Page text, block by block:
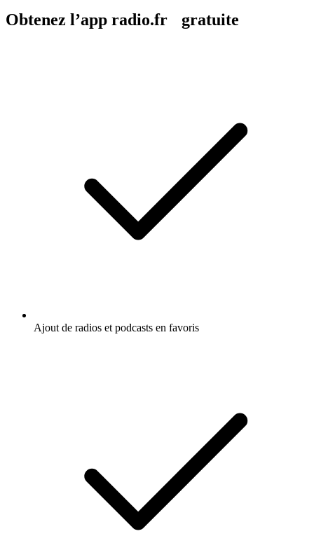
Obtenez l’app radio.fr gratuite
Ajout de radios et podcasts en favoris